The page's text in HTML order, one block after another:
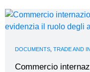
DOCUMENTS TRADE AND
Commercio